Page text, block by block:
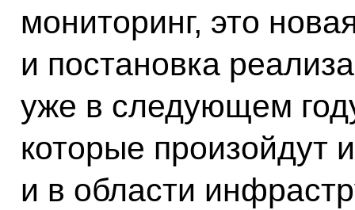
мониторинг, это
и постановка
уже в следующем
которые произойдут
и в области